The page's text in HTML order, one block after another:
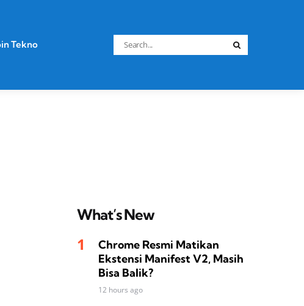
Tekno
Search
for:
What’s New
Chrome Resmi Matikan
Ekstensi Manifest V2, Masih
Bisa Balik?
12 hours ago